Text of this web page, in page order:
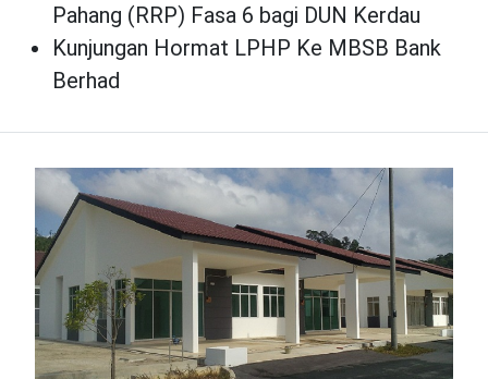
Pahang (RRP) Fasa 6 bagi DUN Kerdau
Kunjungan Hormat LPHP Ke MBSB Bank
Berhad